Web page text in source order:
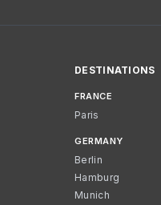
DESTINATIONS
FRANCE
Paris
GERMANY
Berlin
Hamburg
Munich